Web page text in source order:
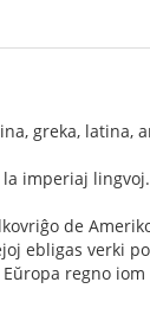
greka, latina,
imperiaj lingvoj.
de
ebligas verki
regno